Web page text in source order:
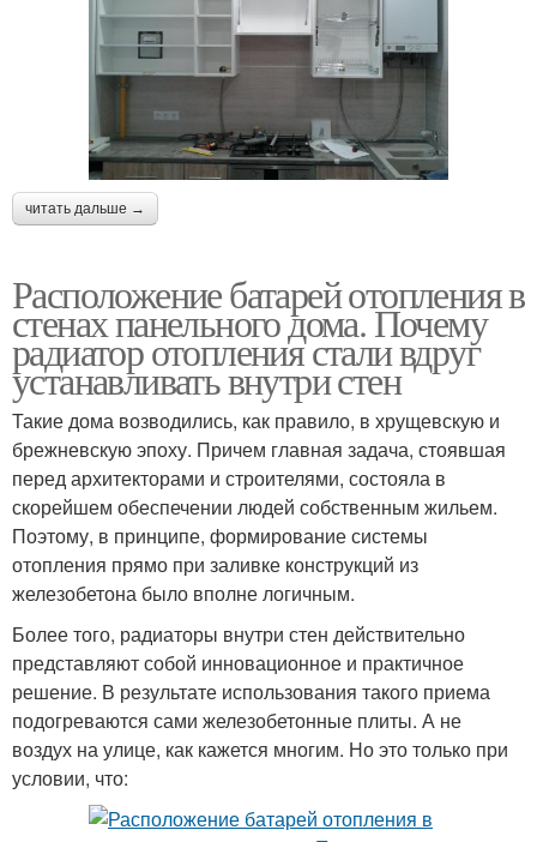
читать дальше →
Расположение батарей отопления в
стенах панельного дома. Почему
радиатор отопления стали вдруг
устанавливать внутри стен
Такие дома возводились, как правило, в хрущевскую и
брежневскую эпоху. Причем главная задача, стоявшая
перед архитекторами и строителями, состояла в
скорейшем обеспечении людей собственным жильем.
Поэтому, в принципе, формирование системы
отопления прямо при заливке конструкций из
железобетона было вполне логичным.
Более того, радиаторы внутри стен действительно
представляют собой инновационное и практичное
решение. В результате использования такого приема
подогреваются сами железобетонные плиты. А не
воздух на улице, как кажется многим. Но это только при
условии, что: